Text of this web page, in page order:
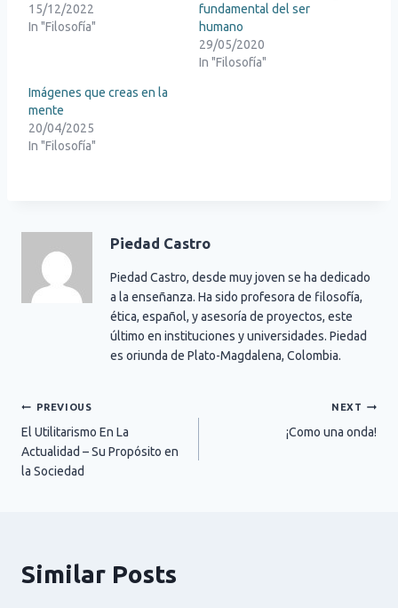
15/12/2022
In "Filosofía"
fundamental del ser
humano
29/05/2020
In "Filosofía"
Imágenes que creas en la
mente
20/04/2025
In "Filosofía"
Piedad Castro
Piedad Castro, desde muy joven se ha dedicado
a la enseñanza. Ha sido profesora de filosofía,
ética, español, y asesoría de proyectos, este
último en instituciones y universidades. Piedad
es oriunda de Plato-Magdalena, Colombia.
Post
navigation
PREVIOUS
El Utilitarismo En La
Actualidad – Su Propósito en
la Sociedad
NEXT
¡Como una onda!
Similar Posts